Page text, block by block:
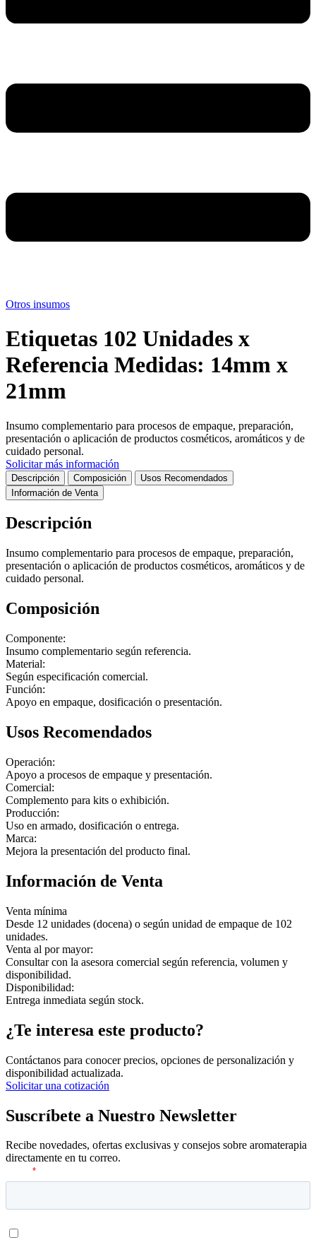
Otros insumos
Etiquetas 102 Unidades x
Referencia Medidas: 14mm x
21mm
Insumo complementario para procesos de empaque, preparación,
presentación o aplicación de productos cosméticos, aromáticos y de
cuidado personal.
Solicitar más información
Descripción Composición
Usos Recomendados
Información de Venta
Descripción
Insumo complementario para procesos de empaque, preparación,
presentación o aplicación de productos cosméticos, aromáticos y de
cuidado personal.
Composición
Componente:
Insumo complementario según referencia.
Material:
Según especificación comercial.
Función:
Apoyo en empaque, dosificación o presentación.
Usos Recomendados
Operación:
Apoyo a procesos de empaque y presentación.
Comercial:
Complemento para kits o exhibición.
Producción:
Uso en armado, dosificación o entrega.
Marca:
Mejora la presentación del producto final.
Información de Venta
Venta mínima
Desde 12 unidades (docena) o según unidad de empaque de 102
unidades.
Venta al por mayor:
Consultar con la asesora comercial según referencia, volumen y
disponibilidad.
Disponibilidad:
Entrega inmediata según stock.
¿Te interesa este producto?
Contáctanos para conocer precios, opciones de personalización y
disponibilidad actualizada.
Solicitar una cotización
Suscríbete a Nuestro Newsletter
Recibe novedades, ofertas exclusivas y consejos sobre aromaterapia
directamente en tu correo.